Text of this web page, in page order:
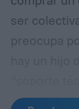
ser
preocupa
adopción